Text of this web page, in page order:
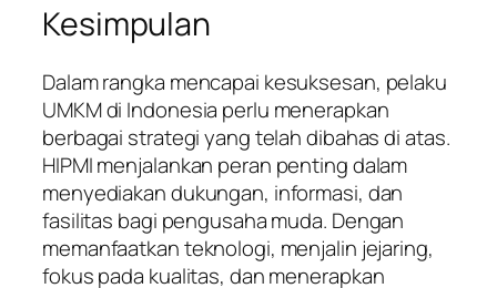
Kesimpulan
Dalam rangka mencapai kesuksesan, pelaku
UMKM di Indonesia perlu menerapkan
berbagai strategi yang telah dibahas di atas.
HIPMI menjalankan peran penting dalam
menyediakan dukungan, informasi, dan
fasilitas bagi pengusaha muda. Dengan
memanfaatkan teknologi, menjalin jejaring,
fokus pada kualitas, dan menerapkan